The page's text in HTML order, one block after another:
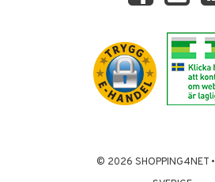
© 2026 SHOPPING4NET •